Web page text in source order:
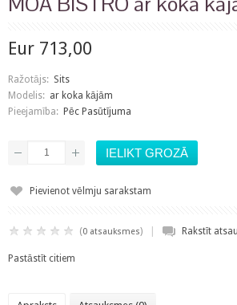
Eur 713,00
Ražotājs: Sits
Modelis: ar koka kājām
Pieejamība: Pēc Pasūtījuma
Pievienot vēlmju sarakstam
(0 atsauksmes) Rakstīt
Pastāstīt citiem